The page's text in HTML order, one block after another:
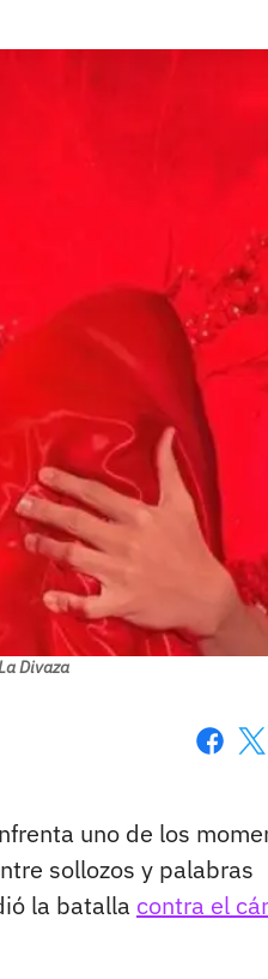
Divaza
uno de los
sollozos y palabras
la batalla contra el